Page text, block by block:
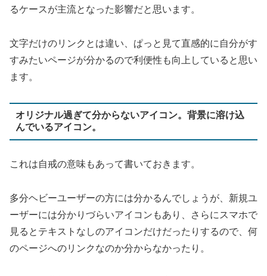
るケースが主流となった影響だと思います。
文字だけのリンクとは違い、ぱっと見て直感的に自分がす
すみたいページが分かるので利便性も向上していると思い
ます。
オリジナル過ぎて分からないアイコン。背景に溶け込
んでいるアイコン。
これは自戒の意味もあって書いておきます。
多分ヘビーユーザーの方には分かるんでしょうが、新規ユ
ーザーには分かりづらいアイコンもあり、さらにスマホで
見るとテキストなしのアイコンだけだったりするので、何
のページへのリンクなのか分からなかったり。